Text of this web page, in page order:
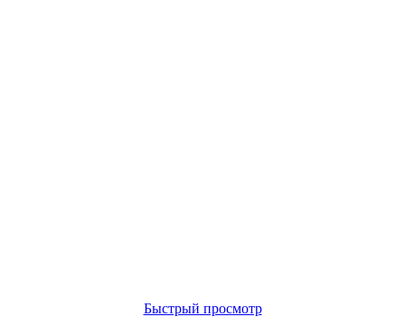
Быстрый просмотр